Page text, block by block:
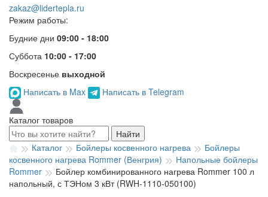
zakaz@lidertepla.ru
Режим работы:
Будние дни 09:00 - 18:00
Суббота 10:00 - 17:00
Воскресенье выходной
Написать в Max
Написать в Telegram
Каталог товаров
Найти
Каталог
Бойлеры косвенного нагрева
Бойлеры
косвенного нагрева Rommer (Венгрия)
Напольные бойлеры
Rommer
Бойлер комбинированного нагрева Rommer 100 л
напольный, с ТЭНом 3 кВт (RWH-1110-050100)